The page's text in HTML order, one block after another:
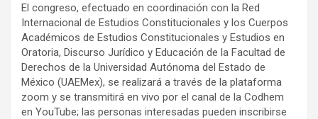
El congreso, efectuado en coordinación con la Red
Internacional de Estudios Constitucionales y los Cuerpos
Académicos de Estudios Constitucionales y Estudios en
Oratoria, Discurso Jurídico y Educación de la Facultad de
Derechos de la Universidad Autónoma del Estado de
México (UAEMex), se realizará a través de la plataforma
zoom y se transmitirá en vivo por el canal de la Codhem
en YouTube; las personas interesadas pueden inscribirse